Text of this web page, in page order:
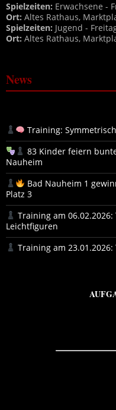
Spielzeiten: Erwachsene -
Ort: Altes Rathaus,
Spielzeiten: Jugend -
Ort: Altes Rathaus,
News
Training:
83 Kinder feiern
Nauheim
Bad Nauheim 1
Platz 3
Training am
Leichtfiguren
Training am